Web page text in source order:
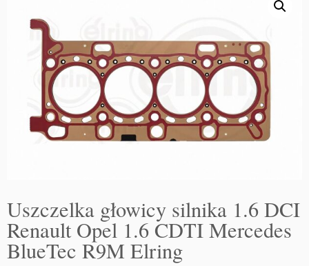
Uszczelka głowicy silnika 1.6 DCI
Renault Opel 1.6 CDTI Mercedes
BlueTec R9M Elring